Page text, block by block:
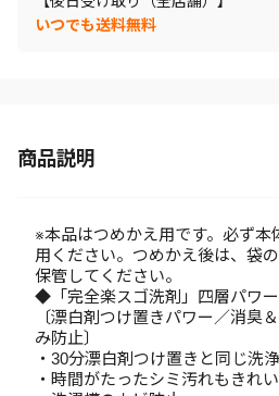
いつでも送料無料
商品説明
※本品はつめかえ用です。必ず本
用ください。つめかえ後は、袋
保管してください。
◆「完全楽スゴ洗剤」四層パワー
〔漂白剤つけ置きパワー／消臭
み防止〕
・30分漂白剤つけ置きと同じ洗
・時間がたったシミ汚れもきれい